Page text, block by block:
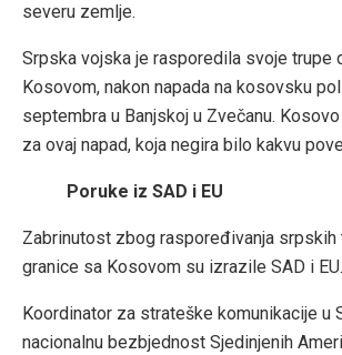
severu zemlje.
Srpska vojska je rasporedila svoje trupe
Kosovom, nakon napada na kosovsku
septembra u Banjskoj u Zvečanu.
za ovaj napad, koja negira bilo kakvu
Poruke iz SAD i EU
Zabrinutost zbog raspoređivanja srpskih
granice sa Kosovom su izrazile SAD i EU.
Koordinator za strateške komunikacije u
nacionalnu bezbjednost Sjedinjenih